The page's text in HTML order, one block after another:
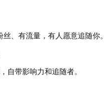
有流量，有人愿意追随你。
带影响力和追随者。